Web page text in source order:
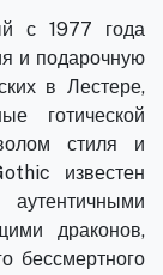
с 1977 года
и подарочную
в Лестере,
готической
стиля и
известен
драконов,
бессмертного